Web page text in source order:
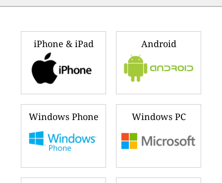
iPhone & iPad Android
Windows Phone Windows PC